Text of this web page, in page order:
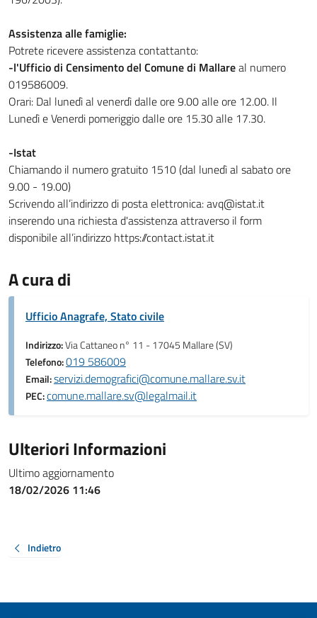
Assistenza alle famiglie:
Potrete ricevere assistenza contattanto:
-l'Ufficio di Censimento del Comune di Mallareal numero
019586009.
Orari: Dal lunedì al venerdì dalle ore 9.00 alle ore 12.00. Il
Lunedì e Venerdi pomeriggio dalle ore 15.30 alle 17.30.
-Istat
Chiamando il numero gratuito 1510 (dal lunedì al sabato ore
9.00 - 19.00)
Scrivendo all’indirizzo di posta elettronica: avq@istat.it
inserendo una richiesta d'assistenza attraverso il form
disponibile all’indirizzo https://contact.istat.it
A cura di
Ufficio Anagrafe, Stato civile
Indirizzo:Via Cattaneo n° 11 - 17045 Mallare (SV)
Telefono:019 586009
Email:servizi.demografici@comune.mallare.sv.it
PEC:comune.mallare.sv@legalmail.it
Ulteriori Informazioni
Ultimo aggiornamento
18/02/2026 11:46
Indietro